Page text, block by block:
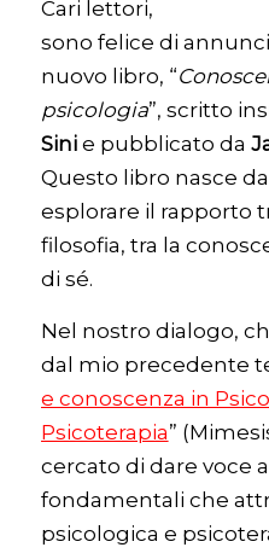
Cari lettori,
sono felice di
nuovo libro, “
psicologia”, scritto
Sinie pubblicato da
Questo libro nasce
esplorare il rapporto
filosofia, tra la
di sé.
Nel nostro dialogo,
dal mio precedente
e conoscenza in
Psicoterapia”
cercato di dare voce
fondamentali che
psicologica e